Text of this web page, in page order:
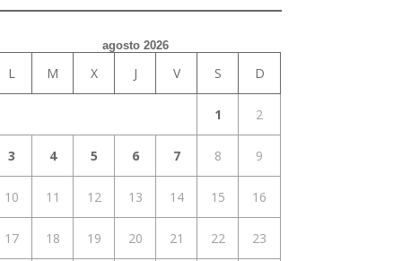
agosto 2026
L M X J V S D
1 2
3 4 5 6 7 8 9
10 11 12 13 14 15 16
17 18 19 20 21 22 23